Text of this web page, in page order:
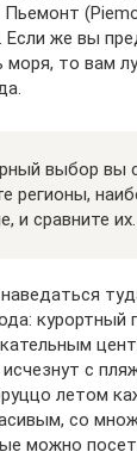
Пьемонт
Если же вы
моря, то вам
выбор вы
регионы,
и сравните их.
курортный
с
летом
со
можно